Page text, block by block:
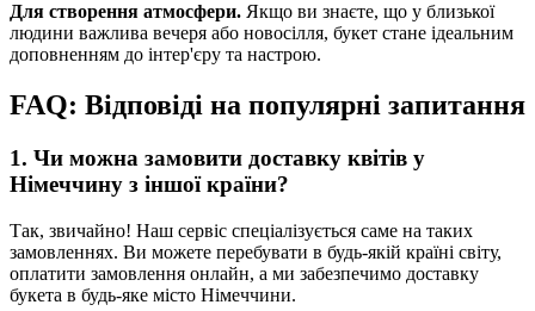
Для створення атмосфери. Якщо ви знаєте, що у близької
людини важлива вечеря або новосілля, букет стане ідеальним
доповненням до інтер'єру та настрою.
FAQ: Відповіді на популярні запитання
1. Чи можна замовити доставку квітів у
Німеччину з іншої країни?
Так, звичайно! Наш сервіс спеціалізується саме на таких
замовленнях. Ви можете перебувати в будь-якій країні світу,
оплатити замовлення онлайн, а ми забезпечимо доставку
букета в будь-яке місто Німеччини.